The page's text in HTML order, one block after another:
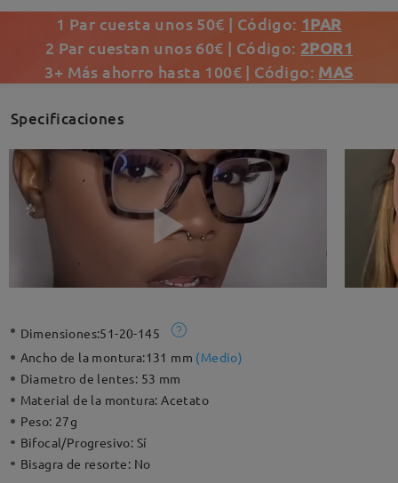
1 Par cuesta unos 50€ | Código: 1PAR
2 Par cuestan unos 60€ | Código: 2POR1
3+ Más ahorro hasta 100€ | Código: MAS
Specificaciones
Dimensiones:51-20-145
Ancho de la montura:131 mm (Medio)
Diametro de lentes: 53 mm
Material de la montura:Acetato
Peso: 27g
Bifocal/Progresivo: Sí
Bisagra de resorte: No